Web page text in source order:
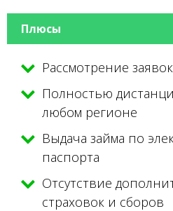
Плюсы
Рассмотрение
Полностью
любом регионе
Выдача займа по
паспорта
Отсутствие
страховок и сборов